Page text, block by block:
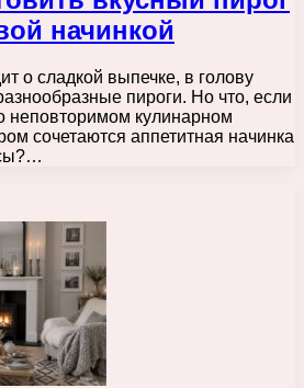
начинкой
о сладкой выпечке, в голову
пироги. Но что, если
неповторимом кулинарном
сочетаются аппетитная начинка